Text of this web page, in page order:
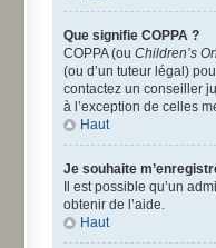
Que signifie COPPA ?
COPPA (ou Children’s
(ou d’un tuteur légal)
contactez un conseiller
à l’exception de celles
Haut
Je souhaite
Il est possible qu’un
obtenir de l’aide.
Haut